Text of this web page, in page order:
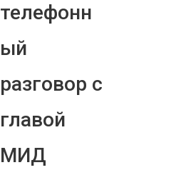
телефонн
ый
разговор с
главой
МИД